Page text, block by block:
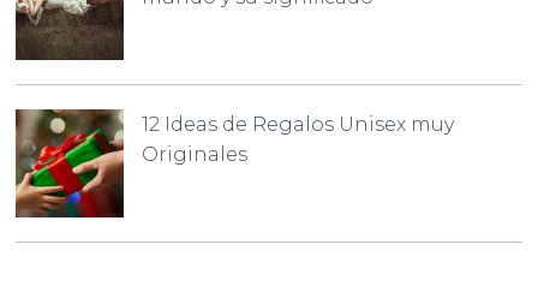
12 Ideas de Regalos Unisex muy
Originales